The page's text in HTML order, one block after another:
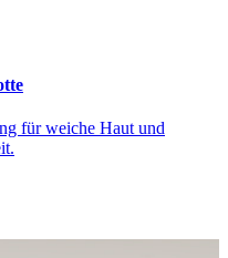
für weiche Haut und